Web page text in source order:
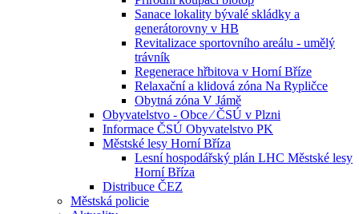
Sanace lokality bývalé skládky a
generátorovny v HB
Revitalizace sportovního areálu - umělý
trávník
Regenerace hřbitova v Horní Bříze
Relaxační a klidová zóna Na Rypličce
Obytná zóna V Jámě
Obyvatelstvo - Obce ⁄ ČSÚ v Plzni
Informace ČSÚ Obyvatelstvo PK
Městské lesy Horní Bříza
Lesní hospodářský plán LHC Městské lesy
Horní Bříza
Distribuce ČEZ
Městská policie